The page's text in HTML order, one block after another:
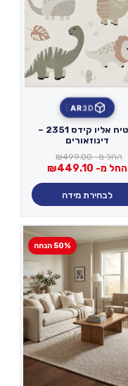
3D
AR
שטיח אליו קידס 2351 –
דינוזאורים
החל מ- ₪499.00
החל מ- ₪449.10
לבחירת מידה
50% הנחה